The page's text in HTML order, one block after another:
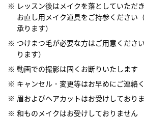
レッスン後はメイクを落としていただ
お直し用メイク道具をご持参ください
承ります）
つけまつ毛が必要な方はご用意くださ
ります）
動画での撮影は固くお断りいたします
キャンセル・変更等はお早めにご連絡
眉およびヘアカットはお受けしており
和ものメイクはお受けしておりません